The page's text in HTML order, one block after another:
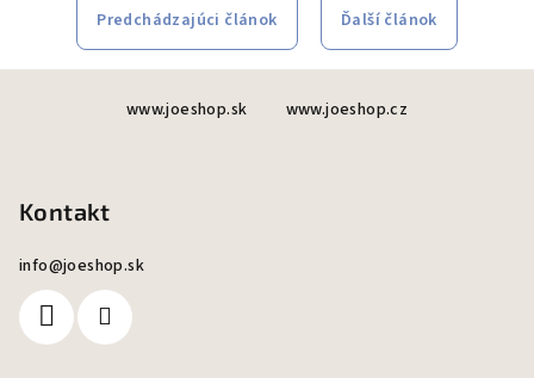
Predchádzajúci článok Ďalší článok
www.joeshop.sk www.joeshop.cz
Kontakt
info@joeshop.sk